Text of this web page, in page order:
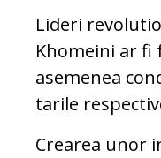
Lideri
Khomeini ar fi
asemenea
tarile
Crearea unor